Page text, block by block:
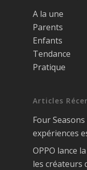
A la une
Parents
Enfants
Tendance
Pratique
Articles
Four
expériences
OPPO lance
les créateurs